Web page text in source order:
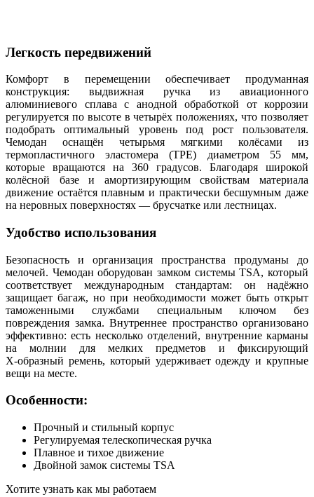
Легкость передвижений
Комфорт в перемещении обеспечивает продуманная
конструкция: выдвижная ручка из авиационного
алюминиевого сплава с анодной обработкой от коррозии
регулируется по высоте в четырёх положениях, что позволяет
подобрать оптимальный уровень под рост пользователя.
Чемодан оснащён четырьмя мягкими колёсами из
термопластичного эластомера (TPE) диаметром 55 мм,
которые вращаются на 360 градусов. Благодаря широкой
колёсной базе и амортизирующим свойствам материала
движение остаётся плавным и практически бесшумным даже
на неровных поверхностях — брусчатке или лестницах.
Удобство использования
Безопасность и организация пространства продуманы до
мелочей. Чемодан оборудован замком системы TSA, который
соответствует международным стандартам: он надёжно
защищает багаж, но при необходимости может быть открыт
таможенными службами специальным ключом без
повреждения замка. Внутреннее пространство организовано
эффективно: есть несколько отделений, внутренние карманы
на молнии для мелких предметов и фиксирующий
Х‑образный ремень, который удерживает одежду и крупные
вещи на месте.
Особенности:
Прочный и стильный корпус
Регулируемая телескопическая ручка
Плавное и тихое движение
Двойной замок системы TSA
Хотите узнать как мы работаем